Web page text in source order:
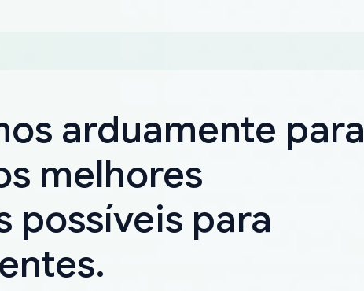
arduamente para
melhores
possíveis para